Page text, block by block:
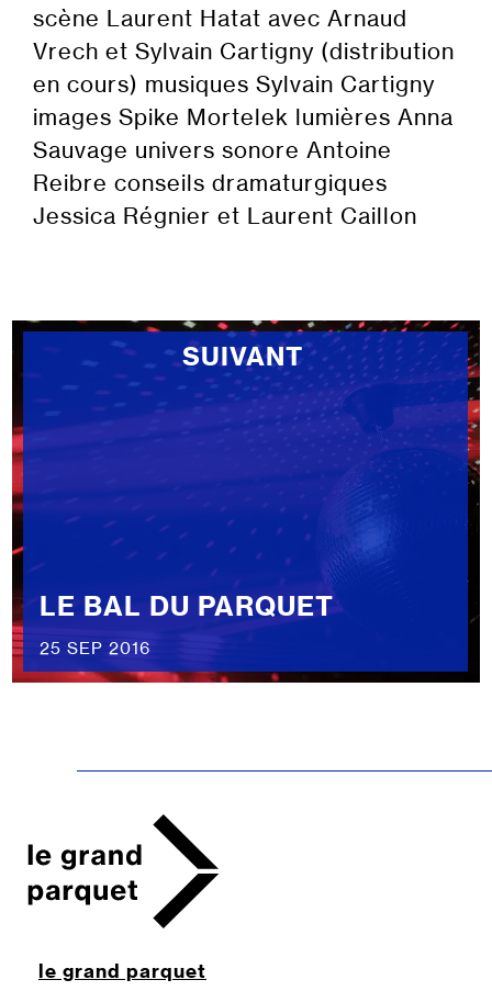
scène Laurent Hatat avec Arnaud
Vrech et Sylvain Cartigny (distribution
en cours) musiques Sylvain Cartigny
images Spike Mortelek lumières Anna
Sauvage univers sonore Antoine
Reibre conseils dramaturgiques
Jessica Régnier et Laurent Caillon
SUIVANT
LE BAL DU PARQUET
25 SEP 2016
le grand parquet